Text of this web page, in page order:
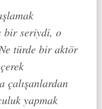
bir seriydi, o
türde bir aktör
çalışanlardan
yapmak